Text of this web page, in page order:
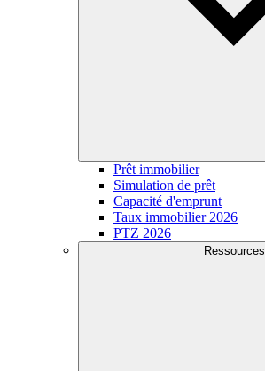
Prêt immobilier
Simulation de prêt
Capacité d'emprunt
Taux immobilier 2026
PTZ 2026
Ressources